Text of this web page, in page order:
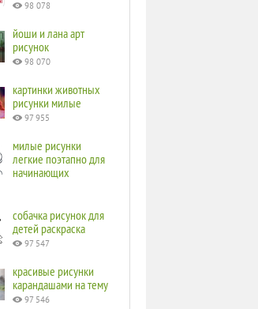
98 078
йоши и лана арт
рисунок
98 070
картинки животных
рисунки милые
97 955
милые рисунки
легкие поэтапно для
начинающих
собачка рисунок для
детей раскраска
97 547
красивые рисунки
карандашами на тему
97 546